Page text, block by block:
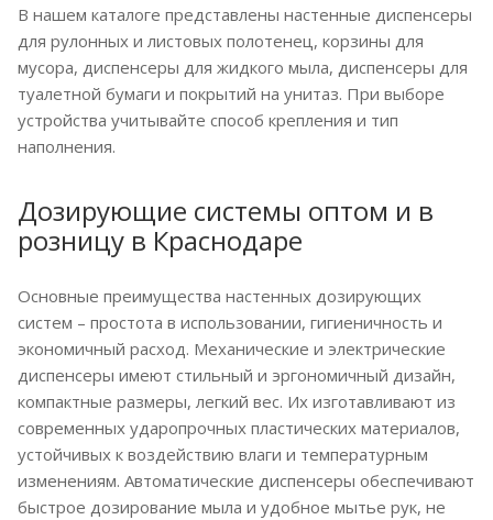
В нашем каталоге представлены настенные диспенсеры
для рулонных и листовых полотенец, корзины для
мусора, диспенсеры для жидкого мыла, диспенсеры для
туалетной бумаги и покрытий на унитаз. При выборе
устройства учитывайте способ крепления и тип
наполнения.
Дозирующие системы оптом и в
розницу в Краснодаре
Основные преимущества настенных дозирующих
систем – простота в использовании, гигиеничность и
экономичный расход. Механические и электрические
диспенсеры имеют стильный и эргономичный дизайн,
компактные размеры, легкий вес. Их изготавливают из
современных ударопрочных пластических материалов,
устойчивых к воздействию влаги и температурным
изменениям. Автоматические диспенсеры обеспечивают
быстрое дозирование мыла и удобное мытье рук, не